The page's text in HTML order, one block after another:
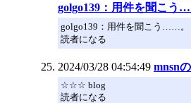
golgo139：用件を聞こう
golgo139：用件を聞こう……。
読者になる
2024/03/28 04:54:49 mnsn
☆☆☆ blog
読者になる